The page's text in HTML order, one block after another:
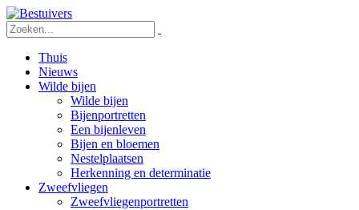
Thuis
Nieuws
Wilde bijen
Wilde bijen
Bijenportretten
Een bijenleven
Bijen en bloemen
Nestelplaatsen
Herkenning en determinatie
Zweefvliegen
Zweefvliegenportretten